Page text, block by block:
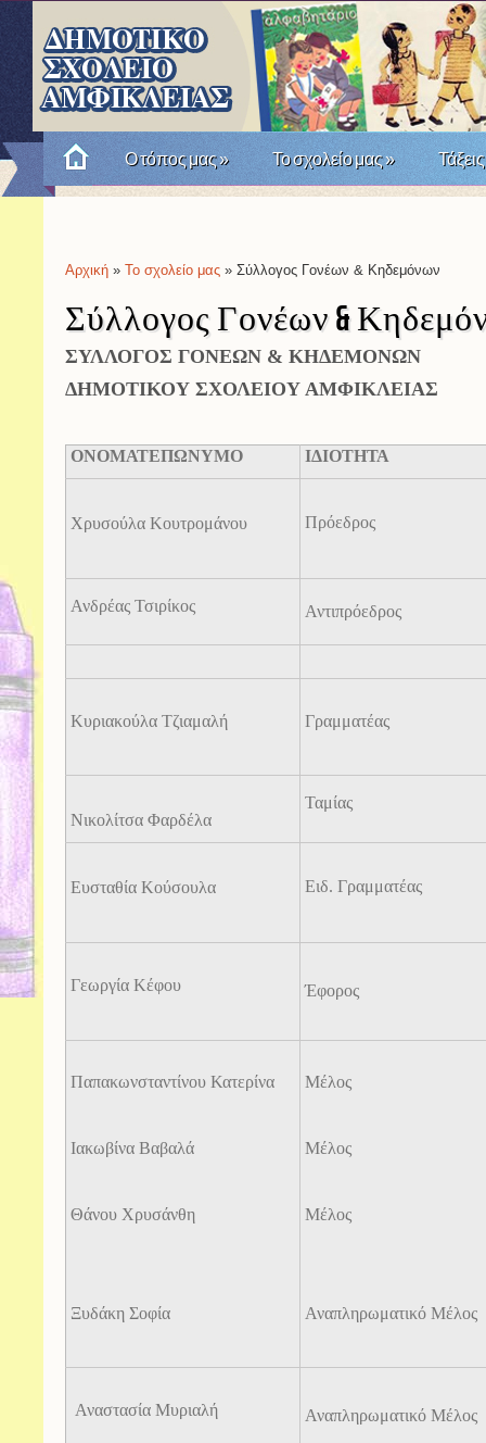
Ο τόπος μας» Το σχολείο μας» Τάξεις
Είστε εδώ
Αρχική » Το σχολείο μας » Σύλλογος Γονέων & Κηδεμόνων
Σύλλογος Γονέων &
ΣΥΛΛΟΓΟΣ ΓΟΝΕΩΝ & ΚΗΔΕΜΟΝΩΝ
ΔΗΜΟΤΙΚΟΥ ΣΧΟΛΕΙΟΥ ΑΜΦΙΚΛΕΙΑΣ
ΟΝΟΜΑΤΕΠΩΝΥΜΟ ΙΔΙΟΤΗΤΑ
Χρυσούλα Κουτρομάνου Πρόεδρος
Ανδρέας Τσιρίκος Αντιπρόεδρος
Κυριακούλα Τζιαμαλή Γραμματέας
Νικολίτσα Φαρδέλα
Ταμίας
Ευσταθία Κούσουλα Ειδ. Γραμματέας
Γεωργία Κέφου Έφορος
Παπακωνσταντίνου Κατερίνα
Ιακωβίνα Βαβαλά
Θάνου Χρυσάνθη
Ξυδάκη Σοφία
Μέλος
Μέλος
Μέλος
Αναπληρωματικό Μέλος
Αναστασία Μυριαλή Αναπληρωματικό Μέλος